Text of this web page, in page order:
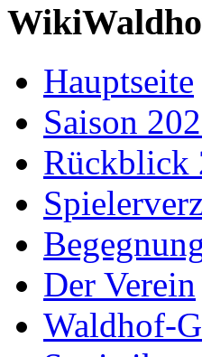
Hauptseite
Saison
Rückblick
Der Verein
Waldhof-